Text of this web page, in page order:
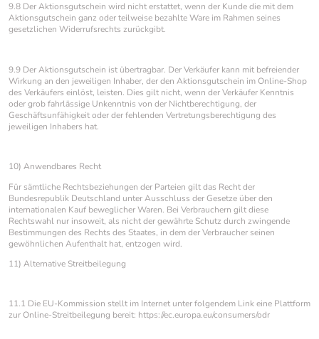
9.8 Der Aktionsgutschein wird nicht erstattet, wenn der Kunde die mit dem
Aktionsgutschein ganz oder teilweise bezahlte Ware im Rahmen seines
gesetzlichen Widerrufsrechts zurückgibt.
9.9 Der Aktionsgutschein ist übertragbar. Der Verkäufer kann mit befreiender
Wirkung an den jeweiligen Inhaber, der den Aktionsgutschein im Online-Shop
des Verkäufers einlöst, leisten. Dies gilt nicht, wenn der Verkäufer Kenntnis
oder grob fahrlässige Unkenntnis von der Nichtberechtigung, der
Geschäftsunfähigkeit oder der fehlenden Vertretungsberechtigung des
jeweiligen Inhabers hat.
10) Anwendbares Recht
Für sämtliche Rechtsbeziehungen der Parteien gilt das Recht der
Bundesrepublik Deutschland unter Ausschluss der Gesetze über den
internationalen Kauf beweglicher Waren. Bei Verbrauchern gilt diese
Rechtswahl nur insoweit, als nicht der gewährte Schutz durch zwingende
Bestimmungen des Rechts des Staates, in dem der Verbraucher seinen
gewöhnlichen Aufenthalt hat, entzogen wird.
11) Alternative Streitbeilegung
11.1 Die EU-Kommission stellt im Internet unter folgendem Link eine Plattform
zur Online-Streitbeilegung bereit: https://ec.europa.eu/consumers/odr